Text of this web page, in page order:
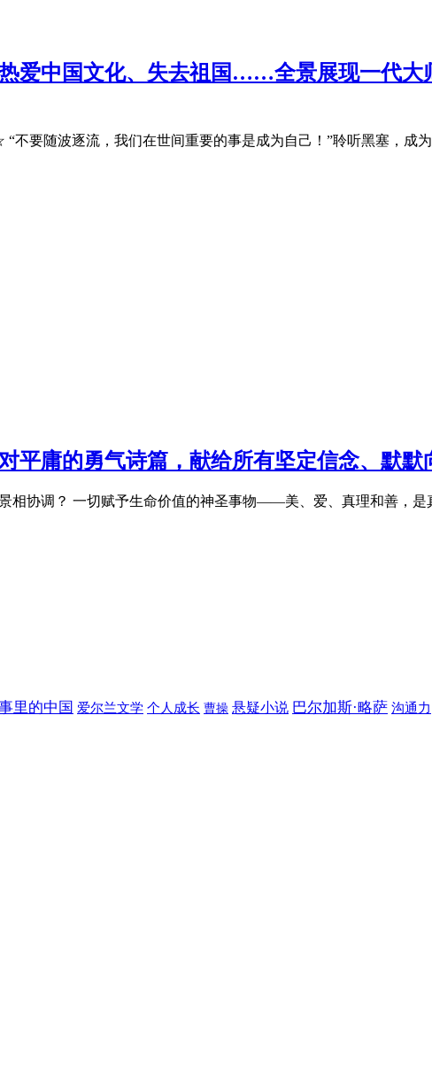
爱中国文化、失去祖国……全景展现一代大
要随波逐流，我们在世间重要的事是成为自己！”聆听黑塞，成
平庸的勇气诗篇，献给所有坚定信念、默默
相协调？ 一切赋予生命价值的神圣事物——美、爱、真理和善，是
里的中国 爱尔兰文学 个人成长 曹操 悬疑小说 巴尔加斯·略萨 沟通力